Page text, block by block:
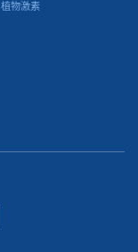
植物激素